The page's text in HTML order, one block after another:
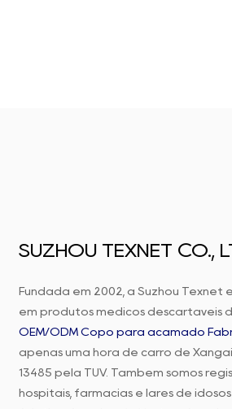
SUZHOU TEXNET CO.,
Fundada em 2002, a Suzhou
em produtos médicos descartáveis
OEM/ODM Copo para acamado
apenas uma hora de carro de
13485 pela TUV. Também somos
hospitais, farmácias e lares de